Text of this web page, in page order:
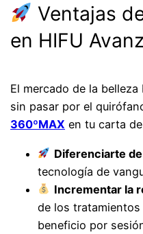
Ventajas
en HIFU
El mercado de la
sin pasar por el
360ºMAX en tu carta
Diferenciarte
tecnología de
Incrementar la
de los
beneficio por